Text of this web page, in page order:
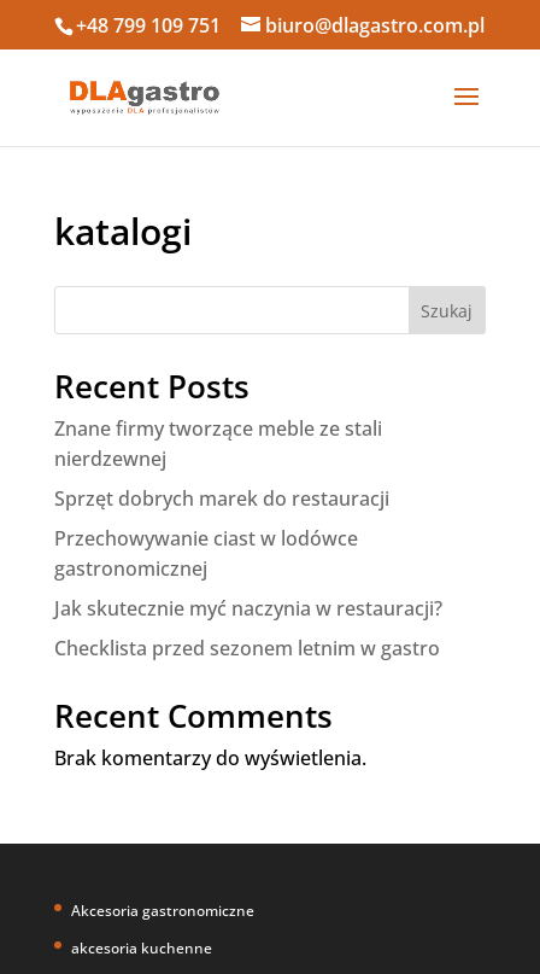
+48 799 109 751 biuro@dlagastro.com.pl
katalogi
Szukaj
Recent Posts
Znane firmy tworzące meble ze stali
nierdzewnej
Sprzęt dobrych marek do restauracji
Przechowywanie ciast w lodówce
gastronomicznej
Jak skutecznie myć naczynia w restauracji?
Checklista przed sezonem letnim w gastro
Recent Comments
Brak komentarzy do wyświetlenia.
Akcesoria gastronomiczne
akcesoria kuchenne